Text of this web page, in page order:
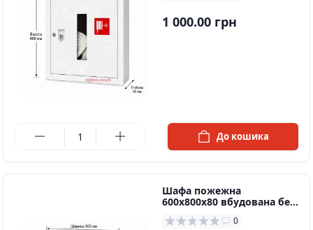
1 000.00 грн
До кошика
Шафа пожежна
600х800х80 вбудована без
задньої стінки
0